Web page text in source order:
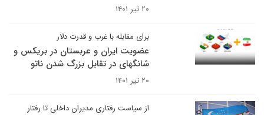
۲۰ تیر ۱۴۰۱
برای مقابله با غرب و قدرت دلار
عضویت ایران و عربستان در بریکس و
شانگهای در تقابل بزرگ شدن ناتو
۲۰ تیر ۱۴۰۱
از سیاست رفتاری مدیران داخلی تا رفتار